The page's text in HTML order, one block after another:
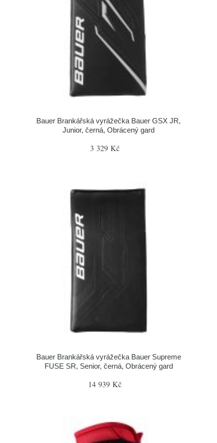
Bauer Brankářská vyrážečka Bauer GSX JR,
Junior, černá, Obrácený gard
3 329 Kč
Bauer Brankářská vyrážečka Bauer Supreme
FUSE SR, Senior, černá, Obrácený gard
14 939 Kč